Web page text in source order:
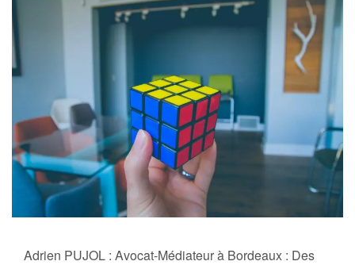
Adrien PUJOL : Avocat-Médiateur à Bordeaux : Des